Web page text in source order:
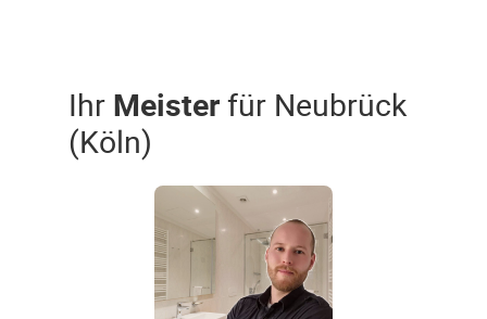
Ihr Meisterfür Neubrück
(Köln)